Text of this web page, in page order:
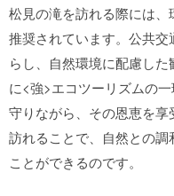
松見の滝を訪れる際には
推奨されています。公共
らし、自然環境に配慮し
に<強>エコツーリズムの
守りながら、その恩恵を
訪れることで、自然との
ことができるのです。